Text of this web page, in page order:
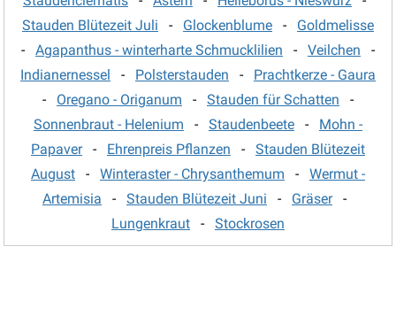
Gamander - Teucrium(3)
Gänsekresse(5)
Gewürzfenchel(3)
Glockenblume(31)
Goldmelisse(4)
Helleborus - Nieswurz(10)
Stauden Blütezeit Juli - Glockenblume - Goldmelisse
- Agapanthus - winterharte Schmucklilien - Veilchen -
Indianernessel
- Polsterstauden - Prachtkerze - Gaura
- Oregano - Origanum - Stauden für Schatten -
Sonnenbraut - Helenium - Staudenbeete - Mohn -
Papaver- Ehrenpreis Pflanzen - Stauden Blütezeit
August - Winteraster - Chrysanthemum - Wermut -
Artemisia - Stauden Blütezeit Juni - Gräser-
Lungenkraut - Stockrosen